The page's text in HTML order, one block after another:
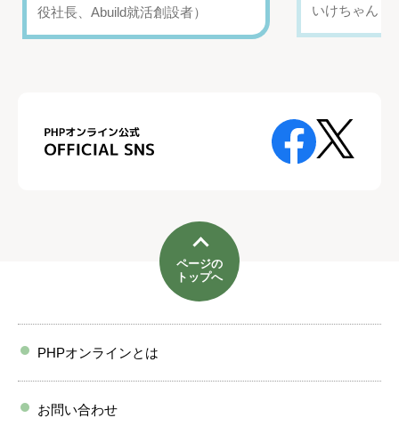
役社長、Abuild就活創設者）
いけちゃん（
ページの
トップへ
PHPオンラインとは
お問い合わせ